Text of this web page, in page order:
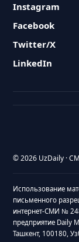
Instagram
Facebook
Twitter/X
LinkedIn
© 2026 UzDaily ·
Использование
письменного
интернет-СМИ №
предприятие Daily
Ташкент, 100180,